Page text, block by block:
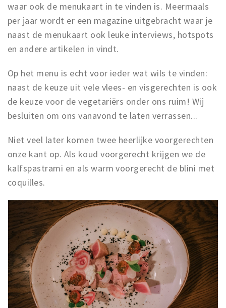
waar ook de menukaart in te vinden is. Meermaals
per jaar wordt er een magazine uitgebracht waar je
naast de menukaart ook leuke interviews, hotspots
en andere artikelen in vindt.
Op het menu is echt voor ieder wat wils te vinden:
naast de keuze uit vele vlees- en visgerechten is ook
de keuze voor de vegetariërs onder ons ruim! Wij
besluiten om ons vanavond te laten verrassen...
Niet veel later komen twee heerlijke voorgerechten
onze kant op. Als koud voorgerecht krijgen we de
kalfspastrami en als warm voorgerecht de blini met
coquilles.